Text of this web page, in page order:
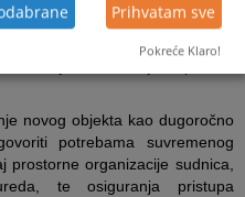
u pravosudnim institucijama u
podršku sudovima u
novog objekta kao dugoročno
potrebama suvremenog
prostorne organizacije sudnica,
te osiguranja pristupa
Prihvatam sve
Pokreće Klaro!